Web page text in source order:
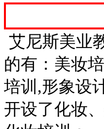
艾尼斯美业
的有：美妆
培训,形象设
开设了化妆